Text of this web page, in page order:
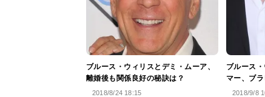
ブルース・ウィリスとデミ・ムーア、
離婚後も関係良好の秘訣は？
2018/8/24 18:15
ブルース
マー、ブ
2018/9/8